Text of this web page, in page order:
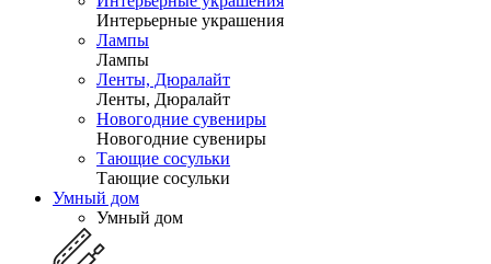
Интерьерные украшения
Лампы
Лампы
Ленты, Дюралайт
Ленты, Дюралайт
Новогодние сувениры
Новогодние сувениры
Тающие сосульки
Тающие сосульки
Умный дом
Умный дом